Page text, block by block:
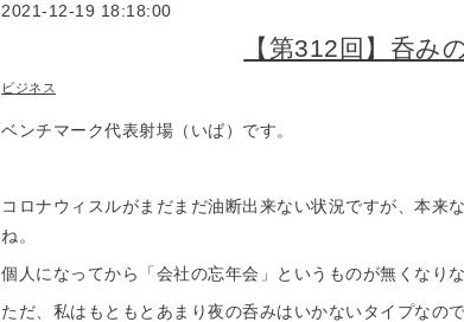
2021-12-19 18:18:00
【第312回】呑み
ビジネス
ベンチマーク代表射場（いば）です。
コロナウィスルがまだまだ油断出来ない状況ですが、本来
ね。
個人になってから「会社の忘年会」というものが無くなり
ただ、私はもともとあまり夜の呑みはいかないタイプなの